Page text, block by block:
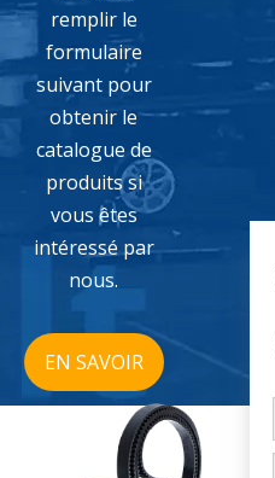
remplir le
formulaire
suivant pour
obtenir le
catalogue de
produits si
vous êtes
intéressé par
nous.
EN SAVOIR